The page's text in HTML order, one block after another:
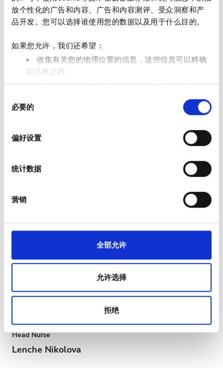
放个性化的广告和内容、广告和内容测评、受众洞察和产
品开发。您可以选择谁使用您的数据以及用于什么目的。
如果您允许，我们还希望：
收集有关您的地理位置的信息，这些信息可以精确
到几米之内
通过主动扫描特定特征（指纹）来识别您的设备
查找有关您的个人数据如何处理的更多信息，
并设置您的首选项。您可随时从Cookie声明中更改或撤回
我们使用 Cookie 来制作贴合用户需求的内容与广告、提供
体、广告和分析合作伙伴分享您对我们网站的使用情况，
必要的
偏好设置
统计数据
营销
全部允许
允许选择
拒绝
星期天 已关闭
员工
Elisaveta Kolevska
Head Nurse
Lenche Nikolova